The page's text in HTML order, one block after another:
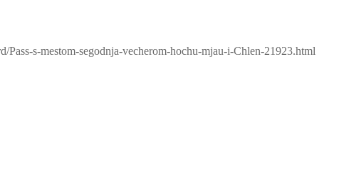
Pass-s-mestom-segodnja-vecherom-hochu-mjau-i-Chlen-21923.html